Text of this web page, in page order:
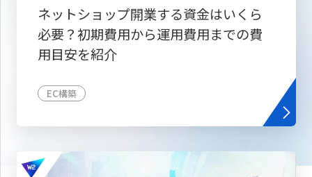
ネットショップ開業する資金はいくら
必要？初期費用から運用費用までの費
用目安を紹介
EC構築